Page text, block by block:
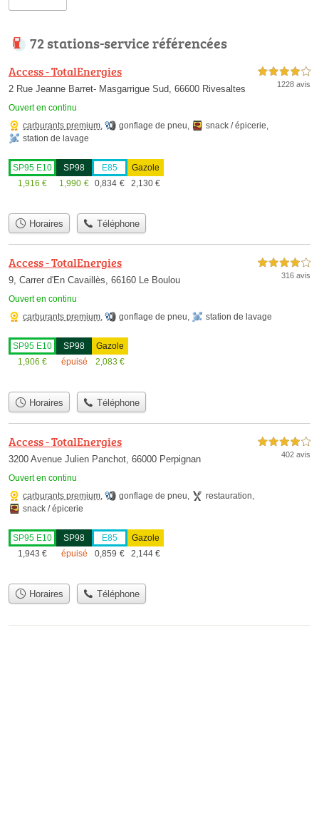
72 stations-service référencées
Access - TotalEnergies
2 Rue Jeanne Barret- Masgarrigue Sud, 66600 Rivesaltes
Ouvert en continu
4,0 étoiles sur 5
1228 avis
carburants premium, gonflage de pneu, snack / épicerie,
station de lavage
SP95 E10
1,916 €
SP98
1,990 €
E85
0,834 €
Gazole
2,130 €
Horaires Téléphone
Access - TotalEnergies
9, Carrer d'En Cavaillès, 66160 Le Boulou
Ouvert en continu
4,0 étoiles sur 5
316 avis
carburants premium, gonflage de pneu, station de lavage
SP95 E10
1,906 €
SP98
épuisé
Gazole
2,083 €
Horaires Téléphone
Access - TotalEnergies
3200 Avenue Julien Panchot, 66000 Perpignan
Ouvert en continu
4,0 étoiles sur 5
402 avis
carburants premium gonflage de pneu restauration
snack / épicerie
SP95 E10
1,943 €
SP98
épuisé
E85
0,859 €
Gazole
2,144 €
Horaires Téléphone